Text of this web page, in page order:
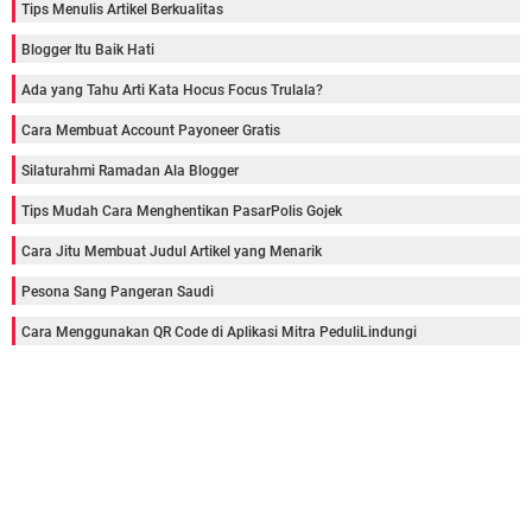
Tips Menulis Artikel Berkualitas
Blogger Itu Baik Hati
Ada yang Tahu Arti Kata Hocus Focus Trulala?
Cara Membuat Account Payoneer Gratis
Silaturahmi Ramadan Ala Blogger
Tips Mudah Cara Menghentikan PasarPolis Gojek
Cara Jitu Membuat Judul Artikel yang Menarik
Pesona Sang Pangeran Saudi
Cara Menggunakan QR Code di Aplikasi Mitra PeduliLindungi